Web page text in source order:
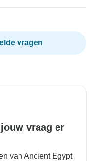
vragen
vraag er
van Ancient Egypt